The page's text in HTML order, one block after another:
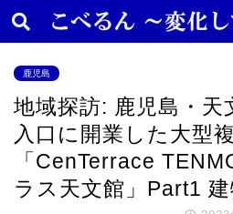
鹿児島
地域探訪: 鹿児島・天
入口に開業した大型
「CenTerrace
ラス天文館」Part1